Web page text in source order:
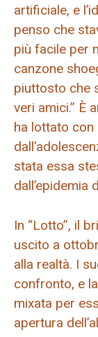
artificiale, e
penso che
più facile per
canzone
piuttosto che
veri amici.” È
ha lottato con
stata essa
dall’epidemia
In “Lotto”, il
uscito a
alla realtà. I
confronto, e
mixata per
apertura